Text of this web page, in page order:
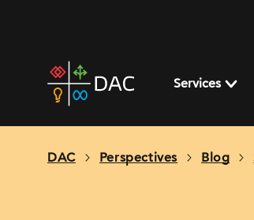
home
page
Services
DAC Perspectives Blog